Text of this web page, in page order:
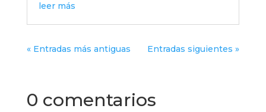
leer más
« Entradas más antiguas Entradas siguientes »
0 comentarios